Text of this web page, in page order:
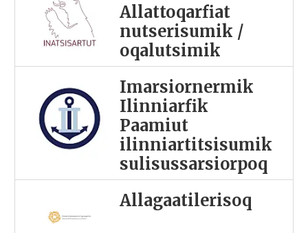
Allattoqarfiat
nutserisumik /
oqalutsimik
Imarsiornermik
Ilinniarfik
Paamiut
ilinniartitsisumik
sulisussarsiorpoq
Allagaatilerisoq